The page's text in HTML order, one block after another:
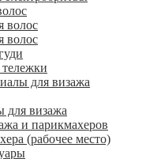
волос
волос
для визажа
для визажа
и парикмахеров
(рабочее место)